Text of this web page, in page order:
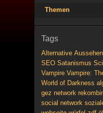
Themen
Tags
Alternative Aussehen
SEO Satanismus
Vampire Vampire:
World of Darkness
gez network
social network